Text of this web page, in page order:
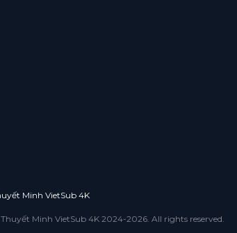
Minh VietSub 4K
Minh VietSub 4K 2024-2026. All rights reserved.